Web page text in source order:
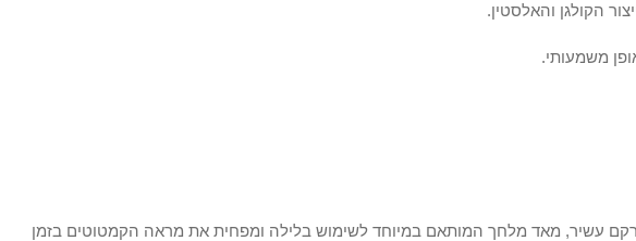
משמעותי.
עשיר, מאד מלחך המותאם במיוחד לשימוש בלילה ומפחית את מראה הקמטוטים בזמן